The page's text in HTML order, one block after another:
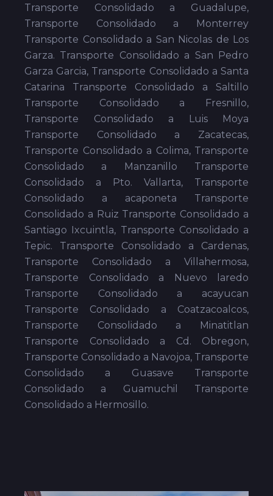
Transporte Consolidado a Guadalupe,
Transporte Consolidado a Monterrey
Transporte Consolidado a San Nicolas de Los
Garza. Transporte Consolidado a San Pedro
Garza Garcia, Transporte Consolidado a Santa
Catarina Transporte Consolidado a Saltillo
Transporte Consolidado a Fresnillo,
Transporte Consolidado a Luis Moya
Transporte Consolidado a Zacatecas,
Transporte Consolidado a Colima, Transporte
Consolidado a Manzanillo Transporte
Consolidado a Pto. Vallarta, Transporte
Consolidado a acaponeta Transporte
Consolidado a Ruiz Transporte Consolidado a
Santiago Ixcuintla, Transporte Consolidado a
Tepic. Transporte Consolidado a Cardenas,
Transporte Consolidado a Villahermosa,
Transporte Consolidado a Nuevo laredo
Transporte Consolidado a acayucan
Transporte Consolidado a Coatzacoalcos,
Transporte Consolidado a Minatitlan
Transporte Consolidado a Cd. Obregon,
Transporte Consolidado a Navojoa, Transporte
Consolidado a Guasave Transporte
Consolidado a Guamuchil Transporte
Consolidado a Hermosillo.